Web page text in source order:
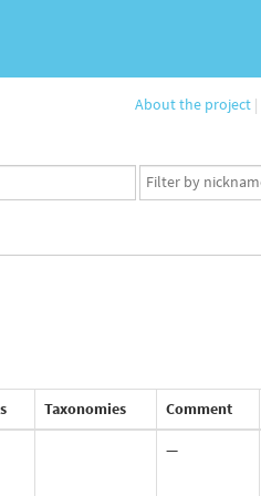
About the project |
App
user
Taxonomies Comment
—